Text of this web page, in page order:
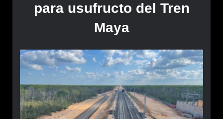
para usufructo del Tren
Maya